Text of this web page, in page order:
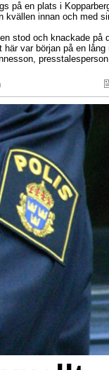
på en plats i
kvällen innan och med
stod och knackade på
var början på en lång